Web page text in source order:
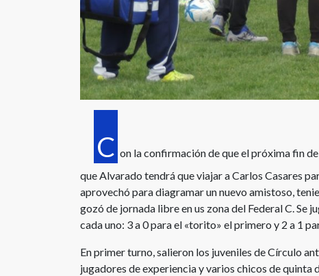
C on la confirmación de que el próxima fin
que Alvarado tendrá que viajar a Carlos Casares
aprovechó para diagramar un nuevo amistoso,
gozó de jornada libre en us zona del Federal C. Se
cada uno: 3 a 0 para el «torito» el primero y 2 a 1
En primer turno, salieron los juveniles de Círculo
jugadores de experiencia y varios chicos de quinta